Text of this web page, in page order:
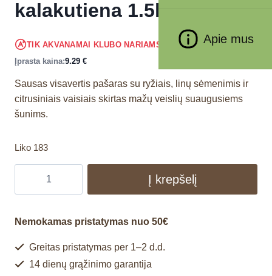
Apie mus
kalakutiena 1.5kg
TIK AKVANAMAI KLUBO NARIAMS 8.83€
Įprasta kaina:9.29 €
Sausas visavertis pašaras su ryžiais, linų sėmenimis ir
citrusiniais vaisiais skirtas mažų veislių suaugusiems
šunims.
Liko 183
Į krepšelį
Nemokamas pristatymas nuo 50€
Greitas pristatymas per 1–2 d.d.
14 dienų grąžinimo garantija